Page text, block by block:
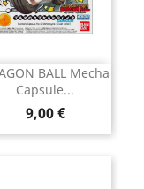
BALL Mecha
Capsule...
Prix
9,00 €